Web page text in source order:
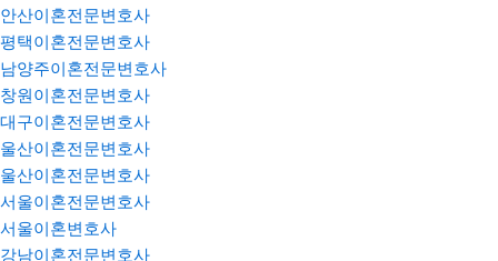
안산이혼전문변호사
평택이혼전문변호사
남양주이혼전문변호사
창원이혼전문변호사
대구이혼전문변호사
울산이혼전문변호사
울산이혼전문변호사
서울이혼전문변호사
서울이혼변호사
강남이혼전문변호사